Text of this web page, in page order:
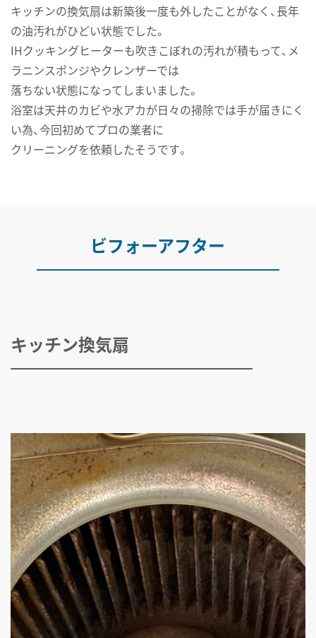
キッチンの換気扇は新築後一度も外したことがなく、長年
の油汚れがひどい状態でした。
IHクッキングヒーターも吹きこぼれの汚れが積もって、メ
ラニンスポンジやクレンザーでは
落ちない状態になってしまいました。
浴室は天井のカビや水アカが日々の掃除では手が届きにく
い為、今回初めてプロの業者に
クリーニングを依頼したそうです。
ビフォーアフター
キッチン換気扇